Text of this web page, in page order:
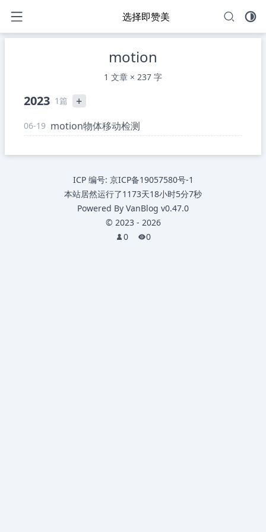
选择即赞美
motion
1 文章 × 237 字
2023 1篇 +
06-19 motion物体移动检测
ICP 编号: 京ICP备19057580号-1
本站居然运行了1173天18小时5分8秒
Powered By VanBlog v0.47.0
© 2023- 2026
0
0